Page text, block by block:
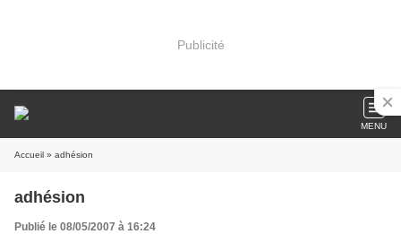
Publicité
MENU
Accueil » adhésion
adhésion
Publié le 08/05/2007 à 16:24